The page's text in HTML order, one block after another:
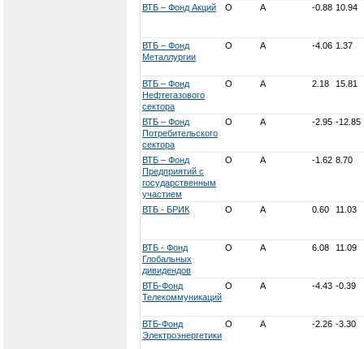
ВТБ – Фонд Акций О А -0.88 10.94
ВТБ – Фонд
Металлургии
О А -4.06 1.37
ВТБ – Фонд
Нефтегазового
сектора
О А 2.18 15.81
ВТБ – Фонд
Потребительского
сектора
О А -2.95 -12.85
ВТБ – Фонд
Предприятий с
государственным
участием
О А -1.62 8.70
ВТБ - БРИК О А 0.60 11.03
ВТБ - Фонд
Глобальных
дивидендов
О А 6.08 11.09
ВТБ-Фонд
Телекоммуникаций
О А -4.43 -0.39
ВТБ-Фонд
Электроэнергетики
О А -2.26 -3.30